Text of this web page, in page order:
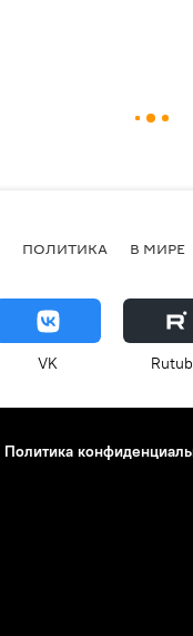
ПОЛИТИКА В МИРЕ
VK
Политика